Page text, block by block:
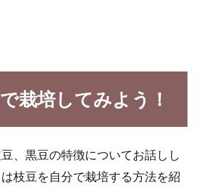
栽培してみよう！
、黒豆の特徴についてお話しし
枝豆を自分で栽培する方法を紹